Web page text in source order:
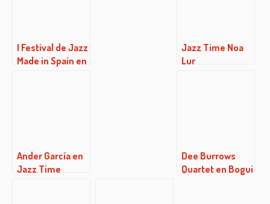
I Festival de Jazz
Made in Spain en
Jazz Time Noa
Lur
Ander García en
Jazz Time
Dee Burrows
Quartet en Bogui